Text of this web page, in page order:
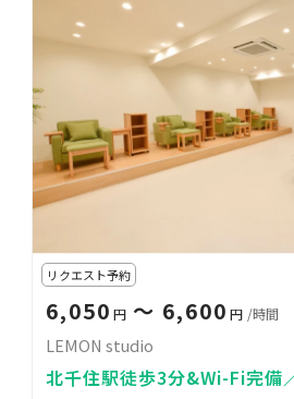
リクエスト予約
6,050 円〜 6,600 円 /時間
LEMON studio
北千住駅徒歩3分&Wi-Fi完備